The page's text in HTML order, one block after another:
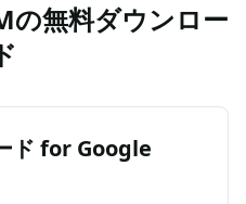
の無料ダウンロー
ド
ド for Google